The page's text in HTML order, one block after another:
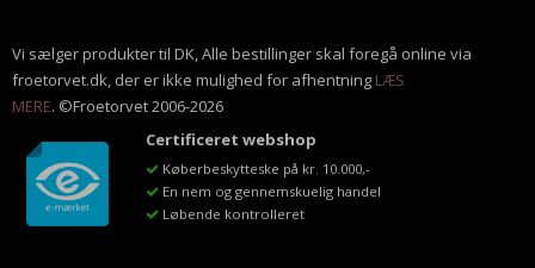
Vi sælger produkter til DK, Alle bestillinger skal foregå online via
froetorvet.dk, der er ikke mulighed for afhentning LÆS
MERE. ©Froetorvet 2006-2026
Certificeret webshop
Køberbeskytteske på kr. 10.000,-
En nem og gennemskuelig handel
Løbende kontrolleret